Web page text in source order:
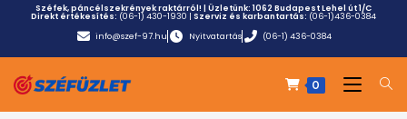
Széfek, páncélszekrények raktárról! | Üzletünk:1062 Budapest Lehel út 1/C
Direkt értékesítés: (06-1) 430-1930 | Szerviz és karbantartás: (06-1)436-0384
info@szef-97.hu
Nyitvatartás (06-1) 436-0384
0